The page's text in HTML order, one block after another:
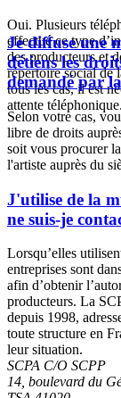
Oui. Plusieurs
effectué ce type
des producteurs et
répertoire social de
tous les cas, il est
attente téléphonique.
Je diffuse une
détiens les
demandé par
Selon votre cas,
libre de droits
soit vous procurer
l'artiste auprès du
J'utilise de la
ne suis-je
Lorsqu’elles
entreprises sont
afin d’obtenir
producteurs. La
depuis 1998,
toute structure en
leur situation.
SCPA C/O SCPP
14, boulevard du